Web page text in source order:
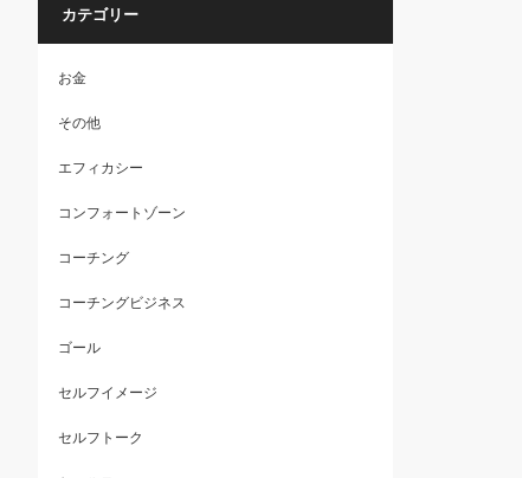
カテゴリー
お金
その他
エフィカシー
コンフォートゾーン
コーチング
コーチングビジネス
ゴール
セルフイメージ
セルフトーク